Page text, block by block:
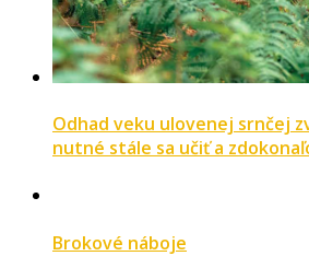
Odhad veku ulovenej srnčej
nutné stále sa učiť a
Brokové náboje